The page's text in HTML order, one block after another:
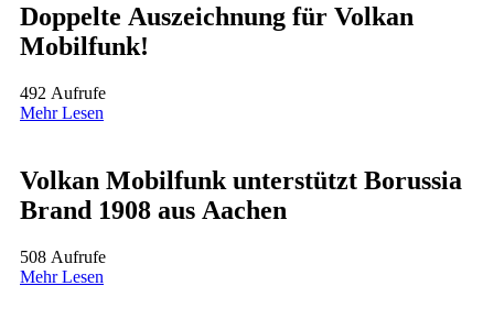
Doppelte Auszeichnung für Volkan
Mobilfunk!
492 Aufrufe
Mehr Lesen
Volkan Mobilfunk unterstützt Borussia
Brand 1908 aus Aachen
508 Aufrufe
Mehr Lesen